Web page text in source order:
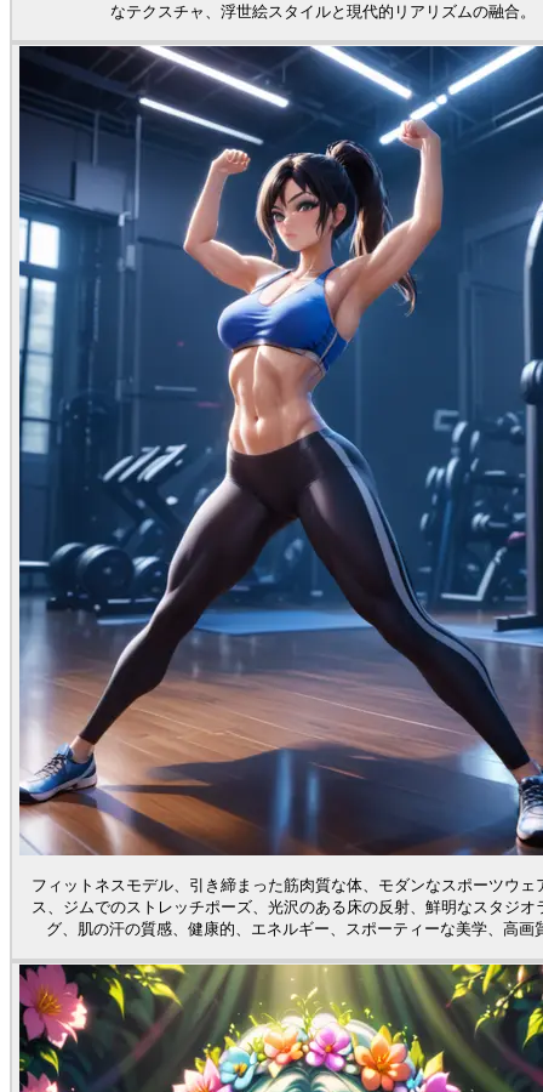
なテクスチャ、浮世絵スタイルと現代的リアリズムの融合。
フィットネスモデル、引き締まった筋肉質な体、モダンなスポーツウェ
ス、ジムでのストレッチポーズ、光沢のある床の反射、鮮明なスタジオ
グ、肌の汗の質感、健康的、エネルギー、スポーティーな美学、高画